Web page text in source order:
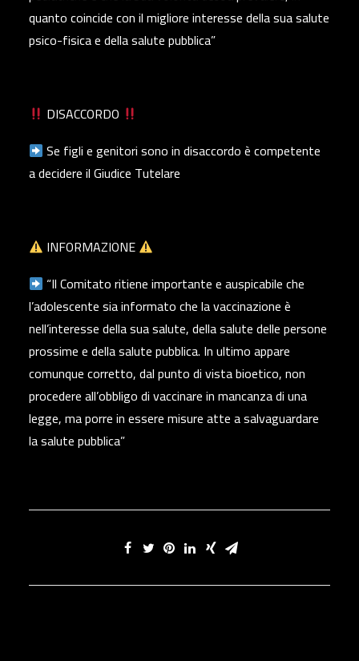
quanto coincide con il migliore interesse della sua salute
psico-fisica e della salute pubblica”
DISACCORDO
Se figli e genitori sono in disaccordo è competente
a decidere il Giudice Tutelare
INFORMAZIONE
“Il Comitato ritiene importante e auspicabile che
l’adolescente sia informato che la vaccinazione è
nell’interesse della sua salute, della salute delle persone
prossime e della salute pubblica. In ultimo appare
comunque corretto, dal punto di vista bioetico, non
procedere all’obbligo di vaccinare in mancanza di una
legge, ma porre in essere misure atte a salvaguardare
la salute pubblica”